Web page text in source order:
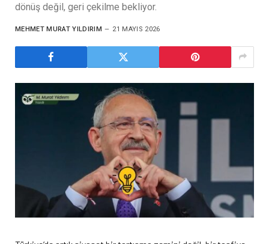
dönüş değil, geri çekilme bekliyor.
MEHMET MURAT YILDIRIM 21 MAYIS 2026